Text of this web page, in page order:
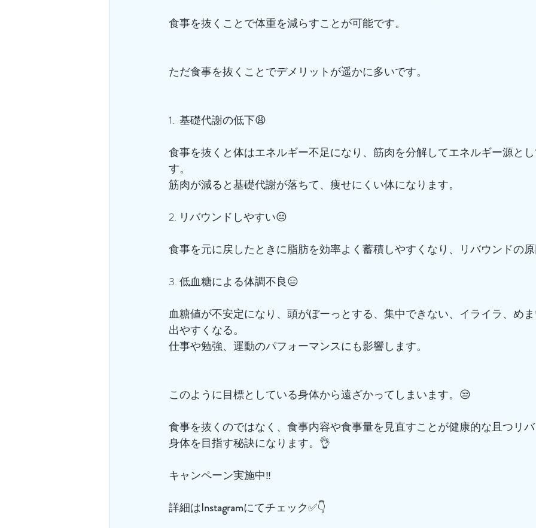
食事を抜くことで体重を減らすことが可能です。
ただ食事を抜くことでデメリットが遥かに多いです。
1.  基礎代謝の低下😩
食事を抜くと体はエネルギー不足になり、筋肉を分解してエネルギー源と
す。
筋肉が減ると基礎代謝が落ちて、痩せにくい体になります。
2. リバウンドしやすい😔
食事を元に戻したときに脂肪を効率よく蓄積しやすくなり、リバウンドの
3. 低血糖による体調不良😑
血糖値が不安定になり、頭がぼーっとする、集中できない、イライラ、め
出やすくなる。
仕事や勉強、運動のパフォーマンスにも影響します。
このように目標としている身体から遠ざかってしまいます。😒
食事を抜くのではなく、食事内容や食事量を見直すことが健康的な且つリ
身体を目指す秘訣になります。👌
キャンペーン実施中‼️
詳細はInstagramにてチェック✅👇